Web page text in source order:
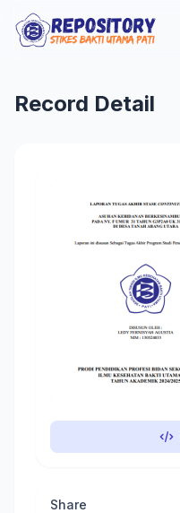
Record Detail
Share